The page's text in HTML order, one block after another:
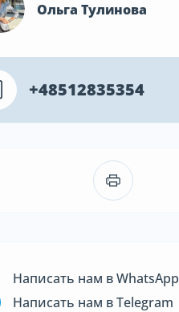
Ольга Тулинова
+48512835354
Написать нам в WhatsApp
Написать нам в Telegram